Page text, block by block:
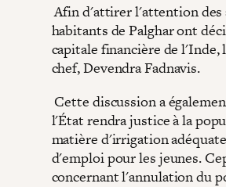
Afin d'attirer l'attention des
habitants de Palghar ont
capitale financière de
chef, Devendra Fadnavis.
Cette discussion a
l'État rendra justice à la
matière d'irrigation
d'emploi pour les jeunes.
concernant l'annulation du